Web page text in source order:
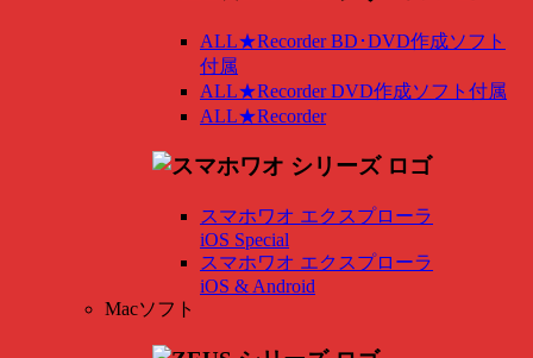
ALL★Recorder BD･DVD作成ソフト
付属
ALL★Recorder DVD作成ソフト付属
ALL★Recorder
スマホワオ エクスプローラ
iOS Special
スマホワオ エクスプローラ
iOS & Android
Macソフト